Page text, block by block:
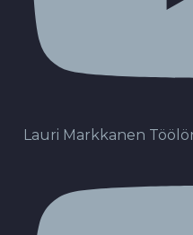
Lauri Markkanen